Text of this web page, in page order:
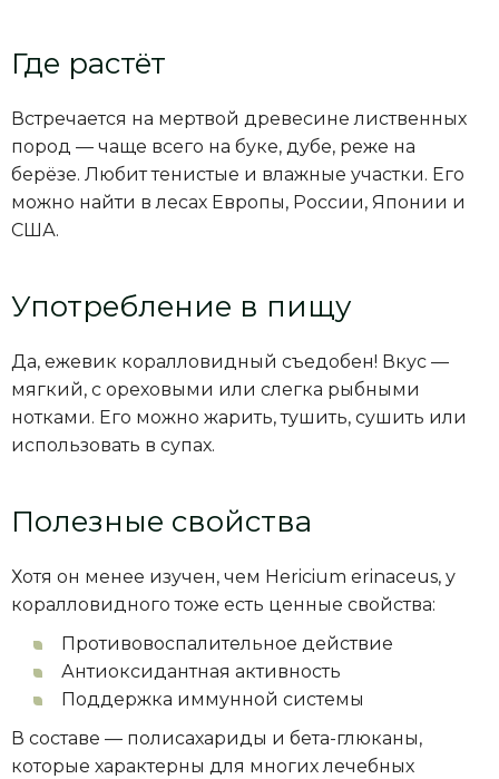
Где растёт
Встречается на мертвой древесине лиственных
пород — чаще всего на буке, дубе, реже на
берёзе. Любит тенистые и влажные участки. Его
можно найти в лесах Европы, России, Японии и
США.
Употребление в пищу
Да, ежевик коралловидный съедобен! Вкус —
мягкий, с ореховыми или слегка рыбными
нотками. Его можно жарить, тушить, сушить или
использовать в супах.
Полезные свойства
Хотя он менее изучен, чем Hericium erinaceus, у
коралловидного тоже есть ценные свойства:
Противовоспалительное действие
Антиоксидантная активность
Поддержка иммунной системы
В составе — полисахариды и бета-глюканы,
которые характерны для многих лечебных